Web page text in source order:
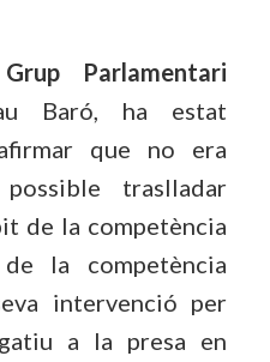
Grup Parlamentari
Baró, ha estat
que no era
traslladar
de la competència
la competència
intervenció per
a la presa en